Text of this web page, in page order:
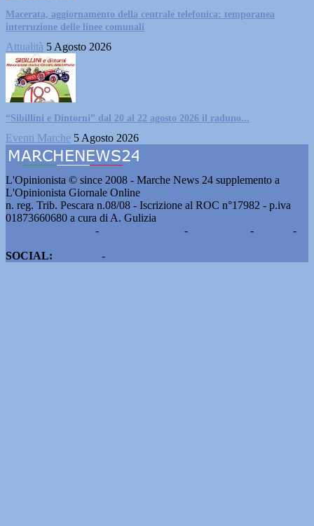
Macerata, aggiornamento della centrale telefonica: temporanea
interruzione delle linee comunali
Attualità 5 Agosto 2026
“Sibillini e Dintorni” dal 20 al 22 agosto 2026 il raduno...
Eventi Marche 5 Agosto 2026
L'Opinionista © since 2008 - Marche News 24 supplemento a
L'Opinionista Giornale Online
n. reg. Trib. Pescara n.08/08 - Iscrizione al ROC n°17982 - p.iva
01873660680 a cura di A. Gulizia
- - -
-
SOCIAL:
-